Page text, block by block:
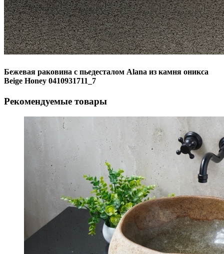
Бежевая раковина с пьедесталом Alana из камня оникса
Beige Honey 0410931711_7
Рекомендуемые товары